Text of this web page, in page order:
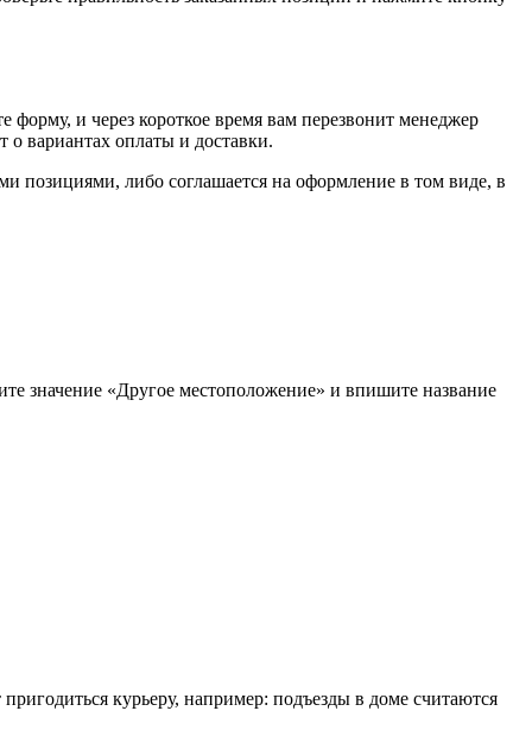
и через короткое время вам перезвонит менеджер
о вариантах оплаты и доставки.
позициями, либо соглашается на оформление в том виде, в
значение «Другое местоположение» и впишите название
курьеру, например: подъезды в доме считаются